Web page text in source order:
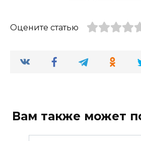
Оцените статью
Вам также может